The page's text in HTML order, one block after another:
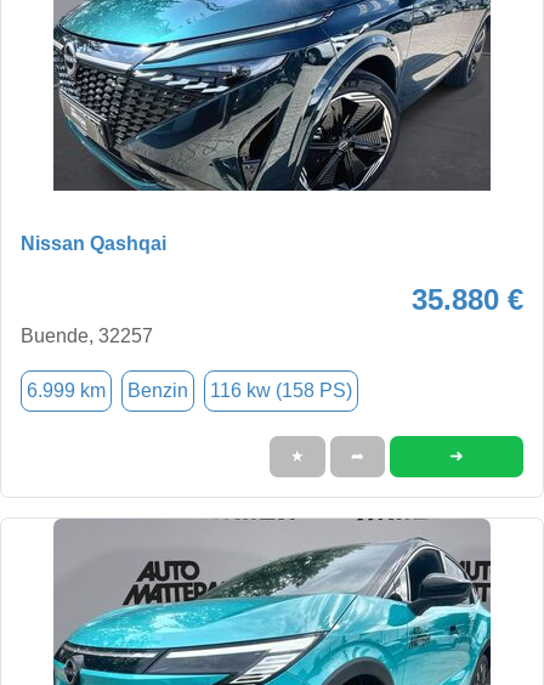
Nissan Qashqai
35.880 €
Buende, 32257
6.999 km Benzin 116 kw (158 PS)
★ ➦ ➜